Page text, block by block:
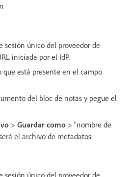
sesión único del proveedor de
iniciada por el IdP.
está presente en el campo
del bloc de notas y pegue el
> Guardar como > "nombre de
el archivo de metadatos.